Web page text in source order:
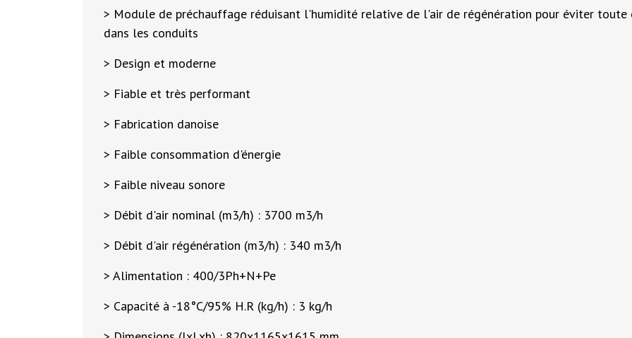
> Module de préchauffage réduisant l'humidité relative de l'air de régénération pour éviter
dans les conduits
> Design et moderne
> Fiable et très performant
> Fabrication danoise
> Faible consommation d'énergie
> Faible niveau sonore
> Débit d'air nominal (m3/h) : 3700 m3/h
> Débit d'air régénération (m3/h) : 340 m3/h
> Alimentation : 400/3Ph+N+Pe
> Capacité à -18°C/95% H.R (kg/h) : 3 kg/h